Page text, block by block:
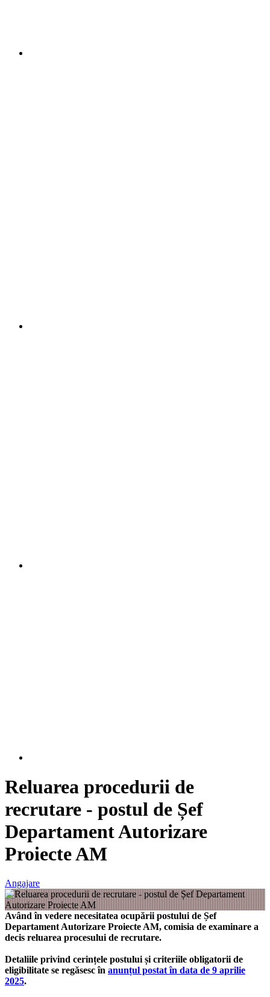
Reluarea procedurii de
recrutare - postul de Șef
Departament Autorizare
Proiecte AM
Angajare
Având în vedere necesitatea ocupării postului de Șef
Departament Autorizare Proiecte AM, comisia de examinare a
decis reluarea procesului de recrutare.
Detaliile privind cerințele postului și criteriile obligatorii de
eligibilitate se regăsesc în anunțul postat în data de 9 aprilie
2025.